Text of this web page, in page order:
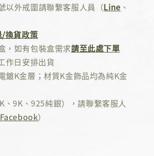
以外戒圍請聯繫客服人員（Line 、
/換貨政策
，如有包裝盒需求請至此處下單
作日安排出貨
鍍K金層；材質K金飾品均為純K金
9K、925純銀），請聯繫客服人
Facebook）